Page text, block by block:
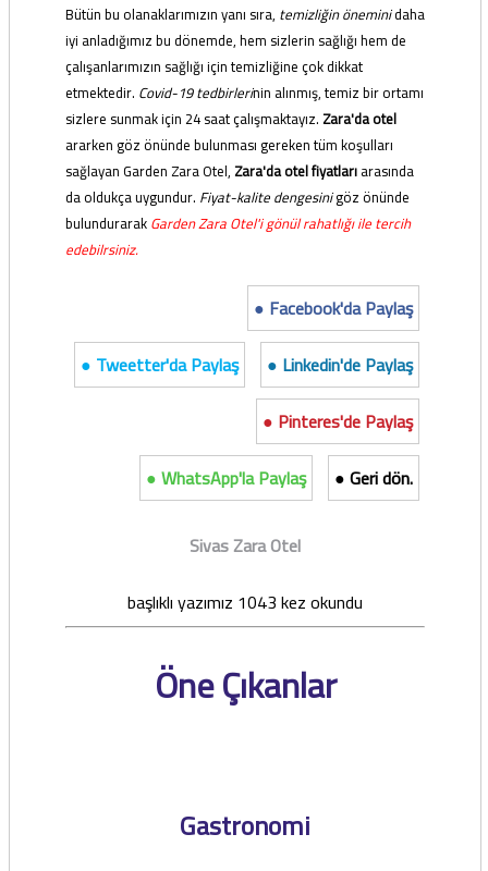
Bütün bu olanaklarımızın yanı sıra, temizliğin öneminidaha
iyi anladığımız bu dönemde, hem sizlerin sağlığı hem de
çalışanlarımızın sağlığı için temizliğine çok dikkat
etmektedir. Covid-19 tedbirlerinin alınmış, temiz bir ortamı
sizlere sunmak için 24 saat çalışmaktayız.Zara'da otel
ararken göz önünde bulunması gereken tüm koşulları
sağlayan Garden Zara Otel,Zara'da otel fiyatlarıarasında
da oldukça uygundur. Fiyat-kalite dengesinigöz önünde
bulundurarakGarden Zara Otel'i gönül rahatlığı ile tercih
edebilrsiniz.
● Facebook'da Paylaş
● Tweetter'da Paylaş
● Linkedin'de Paylaş
● Pinteres'de Paylaş
● WhatsApp'la Paylaş
● Geri dön.
Sivas Zara Otel
başlıklı yazımız 1043 kez okundu
Öne Çıkanlar
Gastronomi